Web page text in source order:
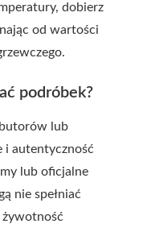
dobierz
od wartości
podróbek?
lub
i autentyczność
lub oficjalne
nie spełniać
żywotność